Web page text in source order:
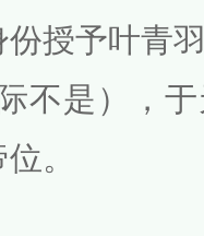
授予叶青
不是），
。